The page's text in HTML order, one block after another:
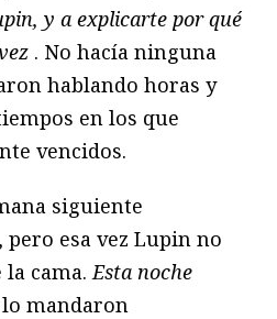
y a explicarte por qué
. No hacía ninguna
hablando horas y
en los que
vencidos.
siguiente
pero esa vez Lupin no
cama. Esta noche
mandaron